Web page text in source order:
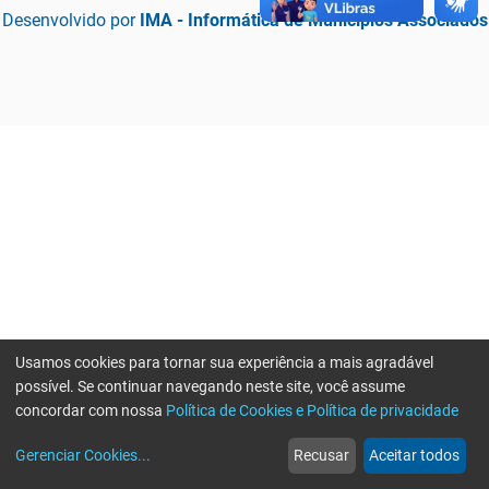
Desenvolvido por IMA - Informática de Municípios Associados
web
Notícias
more_horiz
Mais
Usamos cookies para tornar sua experiência a mais agradável
possível. Se continuar navegando neste site, você assume
concordar com nossa Política de Cookies e Política de privacidade
Gerenciar Cookies... Recusar Aceitar todos
Erro ao enviar informações, por favor tente novamente